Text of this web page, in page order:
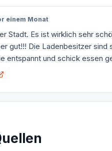
einem Monat
Stadt. Es ist wirklich sehr
gut!!! Die Ladenbesitzer sind
entspannt und schick essen